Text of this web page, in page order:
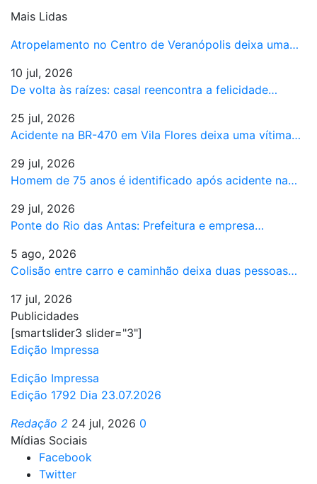
Mais Lidas
Atropelamento no Centro de Veranópolis deixa uma…
10 jul, 2026
De volta às raízes: casal reencontra a felicidade…
25 jul, 2026
Acidente na BR-470 em Vila Flores deixa uma vítima…
29 jul, 2026
Homem de 75 anos é identificado após acidente na…
29 jul, 2026
Ponte do Rio das Antas: Prefeitura e empresa…
5 ago, 2026
Colisão entre carro e caminhão deixa duas pessoas…
17 jul, 2026
Publicidades
[smartslider3 slider="3"]
Edição Impressa
Edição Impressa
Edição 1792 Dia 23.07.2026
Redação 2 24 jul, 2026 0
Mídias Sociais
Facebook
Twitter